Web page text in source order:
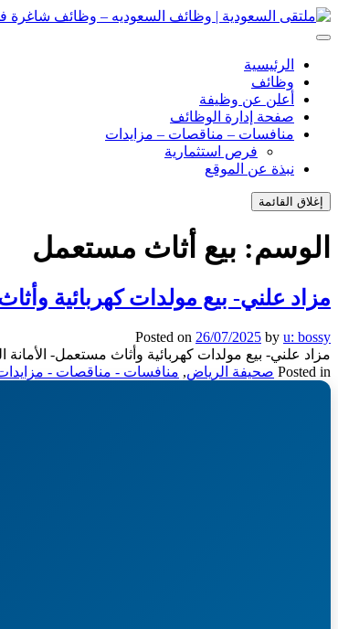
انتقل
إلى
الرئيسية
وظائف
أعلن عن وظيفة
صفحة إدارة الوظائف
منافسات – مناقصات – مزايدات
فرص استثمارية
نبذة عن الموقع
إغلاق القائمة
الوسم: بيع أثاث مستعمل
مزاد علني- بيع مولدات كهربائية
Posted on 26/07/2025 by u: bossy
مزاد علني- بيع مولدات كهربائية وأثاث مستعمل- الأمانة
Posted in صحيفة الرياض, منافسات - مناقصات -